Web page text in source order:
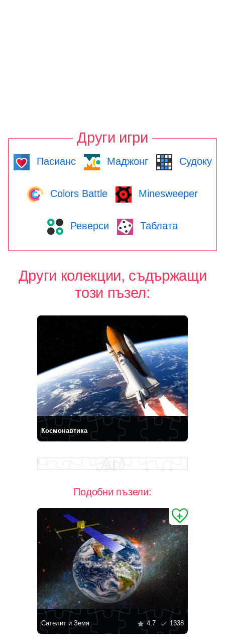
Други игри
Пасианс Маджонг Судоку
Colors Battle Minesweeper
Реверси Таблата
Други колекции, съдържащи
този пъзел:
Космонавтика
Подобни пъзели:
Сателит и Земя 4.7 1338